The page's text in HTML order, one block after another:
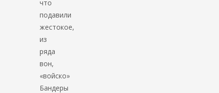
что
подавили
жестокое,
из
ряда
вон,
«войско»
Бандеры